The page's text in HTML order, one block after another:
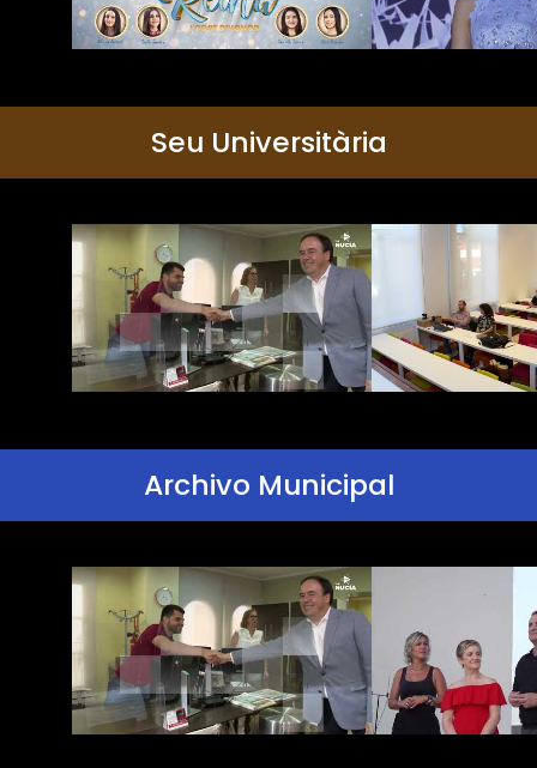
Seu Universitària
Archivo Municipal